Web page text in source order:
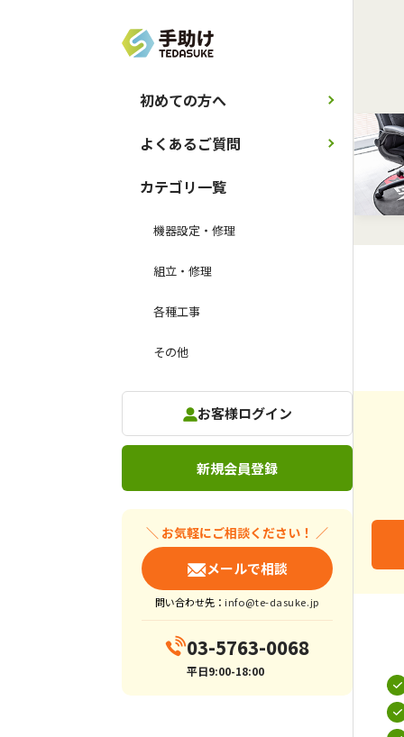
初めての方へ
カテゴリ一覧
機器設定・修理
組立・修理
各種工事
その他
よくあるご質問
お客様ログイン
新規会員登録
＼ お気軽にご相談ください！ ／
メールで相談
問い合わせ先： info@te-dasuke.jp
03-5763-0068
平日9:00-18:00